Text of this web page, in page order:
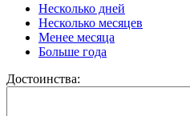
Несколько дней
Несколько месяцев
Менее месяца
Больше года
Достоинства: